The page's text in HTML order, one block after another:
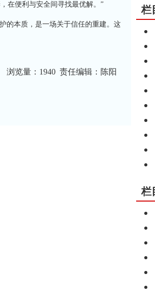
在便利与安全间寻找最优解。”
的本质，是一场关于信任的重建。这
浏览量： 1940 责任编辑：陈阳
栏
栏